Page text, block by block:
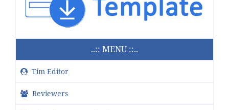
..:: MENU ::..
Tim Editor
Reviewers